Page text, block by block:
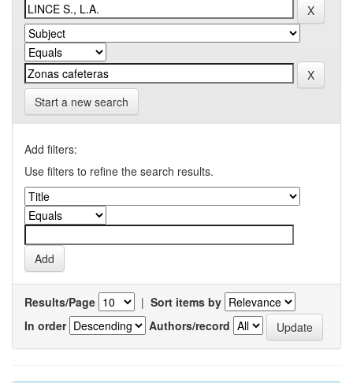
Start a new search
Add filters:
Use filters to refine the search results.
Results/Page | Sort items by
In order
Authors/record